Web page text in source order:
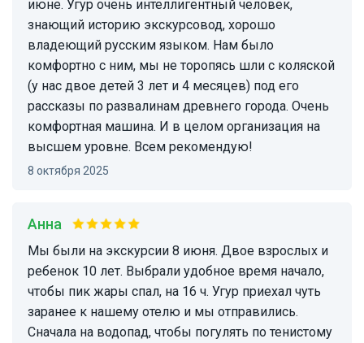
июне. Угур очень интеллигентный человек,
знающий историю экскурсовод, хорошо
владеющий русским языком. Нам было
комфортно с ним, мы не торопясь шли с коляской
(у нас двое детей 3 лет и 4 месяцев) под его
рассказы по развалинам древнего города. Очень
комфортная машина. И в целом организация на
высшем уровне. Всем рекомендую!
8 октября 2025
Анна
Мы были на экскурсии 8 июня. Двое взрослых и
ребенок 10 лет. Выбрали удобное время начало,
чтобы пик жары спал, на 16 ч. Угур приехал чуть
заранее к нашему отелю и мы отправились.
Сначала на водопад, чтобы погулять по тенистому